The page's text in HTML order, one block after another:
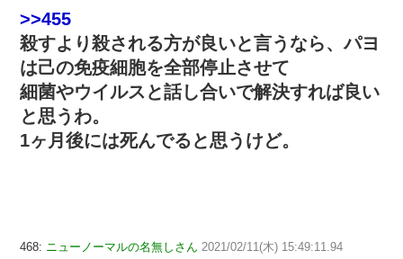
>>455
殺すより殺される方が良いと言うなら、パヨ
は己の免疫細胞を全部停止させて
細菌やウイルスと話し合いで解決すれば良い
と思うわ。
1ヶ月後には死んでると思うけど。
468: ニューノーマルの名無しさん 2021/02/11(木) 15:49:11.94